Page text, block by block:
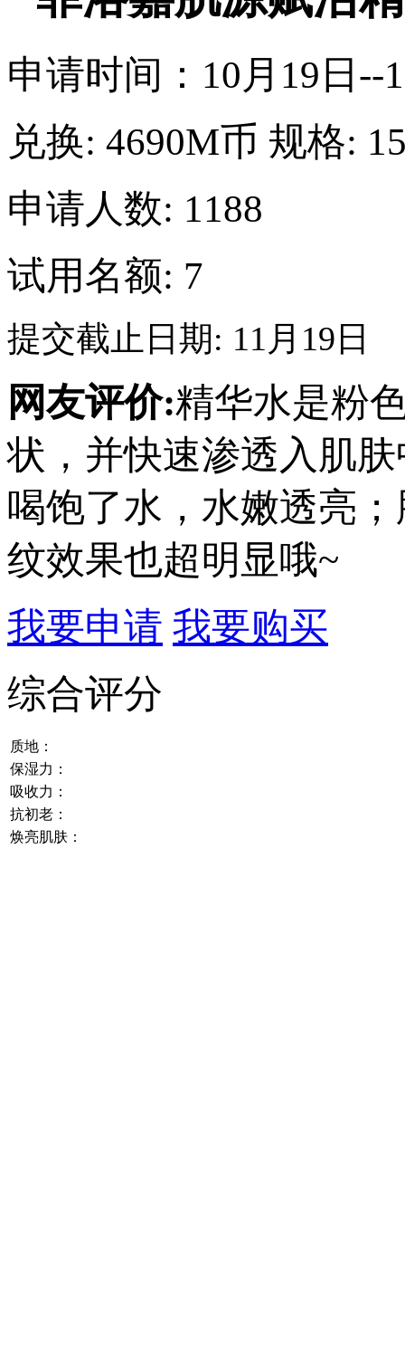
申请时间：10月19日--
兑换: 4690M币 规格:
申请人数: 1188
试用名额: 7
提交截止日期: 11月19日
网友评价:精华水是粉
状，并快速渗透入肌
喝饱了水，水嫩透亮
纹效果也超明显哦~
我要申请 我要购买
综合评分
质地：
保湿力：
吸收力：
抗初老：
焕亮肌肤：